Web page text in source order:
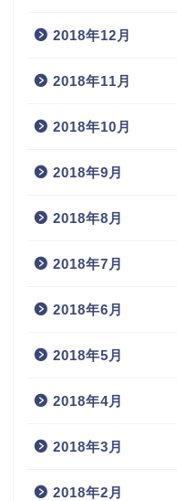
2018年12月
2018年11月
2018年10月
2018年9月
2018年8月
2018年7月
2018年6月
2018年5月
2018年4月
2018年3月
2018年2月